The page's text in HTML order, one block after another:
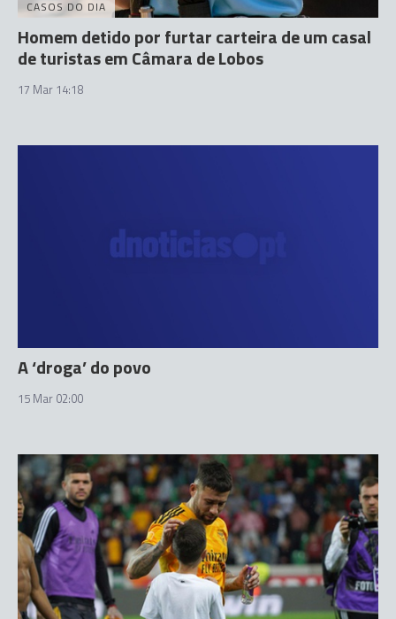
CASOS DO DIA
Homem detido por furtar carteira de um casal
de turistas em Câmara de Lobos
17 Mar 14:18
A ‘droga’ do povo
15 Mar 02:00